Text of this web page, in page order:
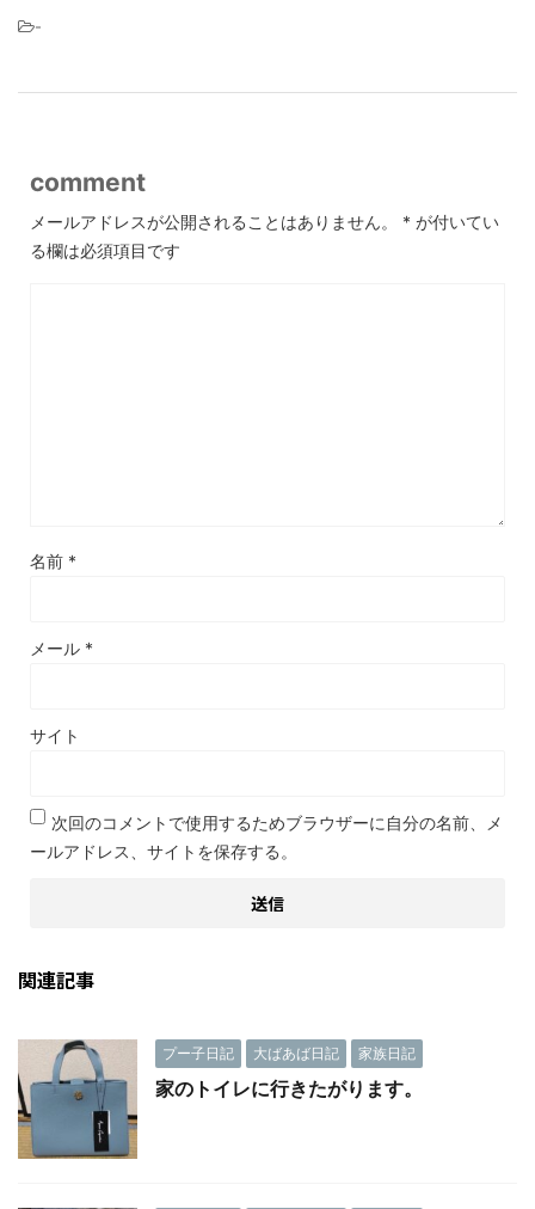
-
comment
メールアドレスが公開されることはありません。 * が付いてい
る欄は必須項目です
名前 *
メール *
サイト
次回のコメントで使用するためブラウザーに自分の名前、メ
ールアドレス、サイトを保存する。
関連記事
プー子日記 大ばあば日記 家族日記
家のトイレに行きたがります。